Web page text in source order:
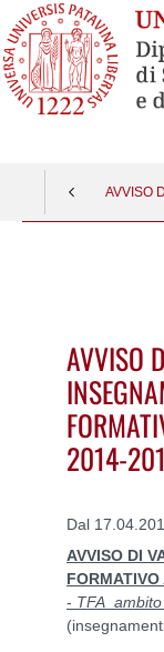
AVVISO
AVVISO
2014-
Dal
AVVISO DI
FORMATIVO
- TFA ambito